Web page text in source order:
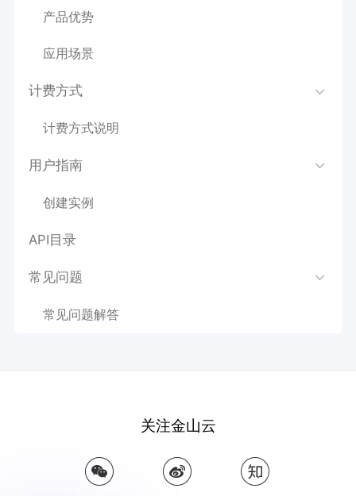
产品优势
应用场景
计费方式
计费方式说明
用户指南
创建实例
API目录
常见问题
常见问题解答
关注金山云